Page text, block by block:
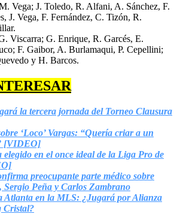
Vega; J. Toledo, R. Alfani, A. Sánchez, F.
J. Vega, F. Fernández, C. Tizón, R.
Viscarra; G. Enrique, R. Garcés, E.
F. Gaibor, A. Burlamaqui, P. Cepellini;
y H. Barcos.
la tercera jornada del Torneo Clausura
‘Loco’ Vargas: “Quería criar a un
[VIDEO]
en el once ideal de la Liga Pro de
preocupante parte médico sobre
Sergio Peña y Carlos Zambrano
Atlanta en la MLS: ¿Jugará por Alianza
Cristal?